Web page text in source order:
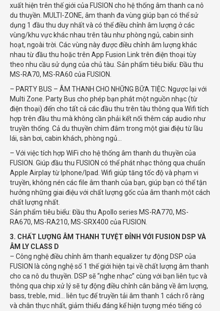
xuất hiện trên thế giới của FUSION cho hệ thống âm thanh ca nô
du thuyền. MULTI-ZONE, âm thanh đa vùng giúp bạn có thể sử
dụng 1 đầu thu duy nhất và có thể điều chỉnh âm lượng ở các
vùng/khu vực khác nhau trên tàu như phòng ngủ, cabin sinh
hoạt, ngoài trời. Các vùng này được điều chỉnh âm lượng khác
nhau từ đầu thu hoặc trên App Fusion Link trên điện thoại tùy
theo nhu cầu sử dụng của chủ tàu. Sản phẩm tiêu biểu: Đầu thu
MS-RA70, MS-RA60 của FUSION.
– PARTY BUS – ÂM THANH CHO NHỮNG BỮA TIỆC: Ngược lại với
Multi Zone. Party Bus cho phép bạn phát một nguồn nhạc (từ
điện thoại) đến cho tất cả các đầu thu trên tàu thông qua Wifi tích
hợp trên đầu thu mà không cần phải kết nối thêm cáp audio như
truyền thống. Cả du thuyền chìm đắm trong một giai điệu từ lầu
lái, sàn bơi, cabin khách, phòng ngủ…
– Với việc tích hợp WiFi cho hệ thống âm thanh du thuyền của
FUSION. Giúp đầu thu FUSION có thể phát nhạc thông qua chuẩn
Apple Airplay từ Iphone/Ipad. Wifi giúp tăng tốc độ và phạm vi
truyền, không nén các file âm thanh của bạn, giúp bạn có thể tận
hưởng những giai điệu với chất lượng gốc của âm thanh một cách
chất lượng nhất.
Sản phẩm tiêu biểu: Đầu thu Apollo series MS-RA770, MS-
RA670, MS-RA210, MS-SRX400 của FUSION.
3. CHẤT LƯỢNG ÂM THANH TUYỆT ĐỈNH VỚI FUSION DSP VÀ
ÂM LY CLASS D
– Công nghệ điều chỉnh âm thanh equalizer tự động DSP của
FUSION là công nghệ số 1 thế giới hiện tại về chất lượng âm thanh
cho ca nô du thuyền. DSP sẽ “nghe nhạc” cùng với bạn liên tục và
thông qua chip xử lý sẽ tự động điều chỉnh cân bằng về âm lượng,
bass, treble, mid… liên tục để truyền tải âm thanh 1 cách rõ ràng
và chân thực nhất, giảm thiểu đáng kể hiện tượng méo tiếng có